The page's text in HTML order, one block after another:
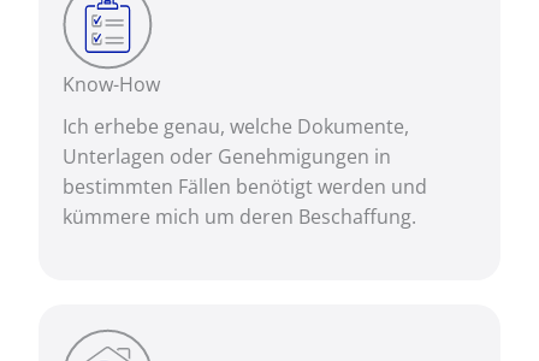
Know-How
Ich erhebe genau, welche Dokumente,
Unterlagen oder Genehmigungen in
bestimmten Fällen benötigt werden und
kümmere mich um deren Beschaffung.